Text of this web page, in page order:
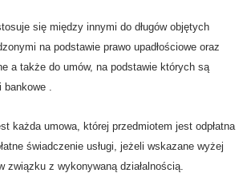
się między innymi do długów objętych
na podstawie prawo upadłościowe oraz
a także do umów, na podstawie których są
bankowe .
każda umowa, której przedmiotem jest odpłatna
świadczenie usługi, jeżeli wskazane wyżej
związku z wykonywaną działalnością.